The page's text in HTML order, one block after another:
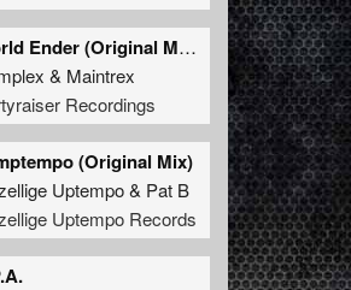
World Ender (Original Mix)
& Maintrex
Recordings
(Original Mix)
Uptempo& Pat B
Uptempo Records